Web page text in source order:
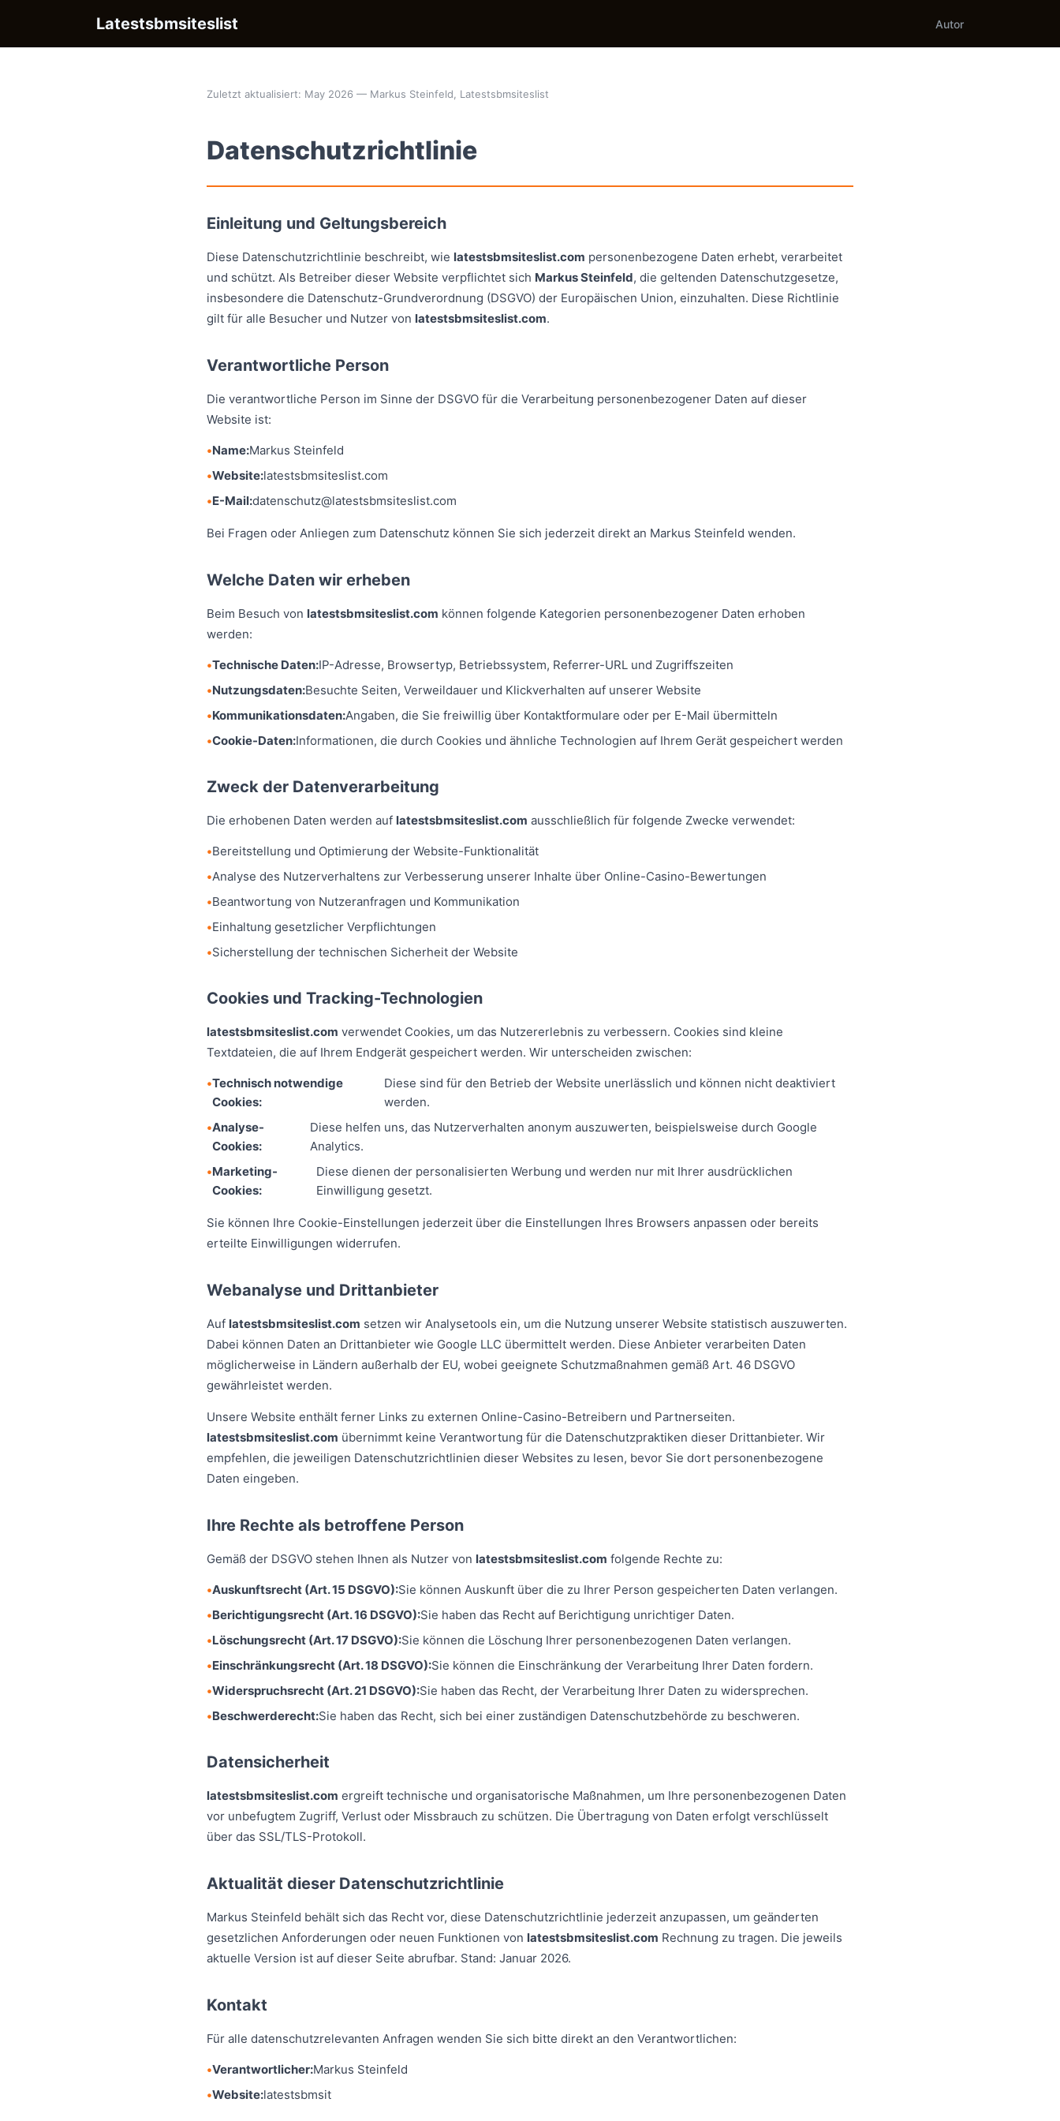
Latestsbmsiteslist Autor
Zuletzt aktualisiert: May 2026 — Markus Steinfeld, Latestsbmsiteslist
Datenschutzrichtlinie
Einleitung und Geltungsbereich
Diese Datenschutzrichtlinie beschreibt, wie latestsbmsiteslist.com personenbezogene Daten erhebt, verarbeitet
und schützt. Als Betreiber dieser Website verpflichtet sich Markus Steinfeld, die geltenden Datenschutzgesetze,
insbesondere die Datenschutz-Grundverordnung (DSGVO) der Europäischen Union, einzuhalten. Diese Richtlinie
gilt für alle Besucher und Nutzer von latestsbmsiteslist.com.
Verantwortliche Person
Die verantwortliche Person im Sinne der DSGVO für die Verarbeitung personenbezogener Daten auf dieser
Website ist:
Name:Markus Steinfeld
Website:latestsbmsiteslist.com
E-Mail:datenschutz@latestsbmsiteslist.com
Bei Fragen oder Anliegen zum Datenschutz können Sie sich jederzeit direkt an Markus Steinfeld wenden.
Welche Daten wir erheben
Beim Besuch von latestsbmsiteslist.com können folgende Kategorien personenbezogener Daten erhoben
werden:
Technische Daten:IP-Adresse, Browsertyp, Betriebssystem, Referrer-URL und Zugriffszeiten
Nutzungsdaten:Besuchte Seiten, Verweildauer und Klickverhalten auf unserer Website
Kommunikationsdaten:Angaben, die Sie freiwillig über Kontaktformulare oder per E-Mail übermitteln
Cookie-Daten:Informationen, die durch Cookies und ähnliche Technologien auf Ihrem Gerät gespeichert werden
Zweck der Datenverarbeitung
Die erhobenen Daten werden auf latestsbmsiteslist.com ausschließlich für folgende Zwecke verwendet:
Bereitstellung und Optimierung der Website-Funktionalität
Analyse des Nutzerverhaltens zur Verbesserung unserer Inhalte über Online-Casino-Bewertungen
Beantwortung von Nutzeranfragen und Kommunikation
Einhaltung gesetzlicher Verpflichtungen
Sicherstellung der technischen Sicherheit der Website
Cookies und Tracking-Technologien
latestsbmsiteslist.com verwendet Cookies, um das Nutzererlebnis zu verbessern. Cookies sind kleine
Textdateien, die auf Ihrem Endgerät gespeichert werden. Wir unterscheiden zwischen:
Technisch notwendige
Cookies:
Diese sind für den Betrieb der Website unerlässlich und können nicht deaktiviert
werden.
Analyse-
Cookies:
Diese helfen uns, das Nutzerverhalten anonym auszuwerten, beispielsweise durch Google
Analytics.
Marketing-
Cookies:
Diese dienen der personalisierten Werbung und werden nur mit Ihrer ausdrücklichen
Einwilligung gesetzt.
Sie können Ihre Cookie-Einstellungen jederzeit über die Einstellungen Ihres Browsers anpassen oder bereits
erteilte Einwilligungen widerrufen.
Webanalyse und Drittanbieter
Auf latestsbmsiteslist.com setzen wir Analysetools ein, um die Nutzung unserer Website statistisch auszuwerten.
Dabei können Daten an Drittanbieter wie Google LLC übermittelt werden. Diese Anbieter verarbeiten Daten
möglicherweise in Ländern außerhalb der EU, wobei geeignete Schutzmaßnahmen gemäß Art. 46 DSGVO
gewährleistet werden.
Unsere Website enthält ferner Links zu externen Online-Casino-Betreibern und Partnerseiten.
latestsbmsiteslist.com übernimmt keine Verantwortung für die Datenschutzpraktiken dieser Drittanbieter. Wir
empfehlen, die jeweiligen Datenschutzrichtlinien dieser Websites zu lesen, bevor Sie dort personenbezogene
Daten eingeben.
Ihre Rechte als betroffene Person
Gemäß der DSGVO stehen Ihnen als Nutzer von latestsbmsiteslist.com folgende Rechte zu:
Auskunftsrecht (Art. 15 DSGVO):Sie können Auskunft über die zu Ihrer Person gespeicherten Daten verlangen.
Berichtigungsrecht (Art. 16 DSGVO):Sie haben das Recht auf Berichtigung unrichtiger Daten.
Löschungsrecht (Art. 17 DSGVO):Sie können die Löschung Ihrer personenbezogenen Daten verlangen.
Einschränkungsrecht (Art. 18 DSGVO):Sie können die Einschränkung der Verarbeitung Ihrer Daten fordern.
Widerspruchsrecht (Art. 21 DSGVO):Sie haben das Recht, der Verarbeitung Ihrer Daten zu widersprechen.
Beschwerderecht:Sie haben das Recht, sich bei einer zuständigen Datenschutzbehörde zu beschweren.
Datensicherheit
latestsbmsiteslist.com ergreift technische und organisatorische Maßnahmen, um Ihre personenbezogenen Daten
vor unbefugtem Zugriff, Verlust oder Missbrauch zu schützen. Die Übertragung von Daten erfolgt verschlüsselt
über das SSL/TLS-Protokoll.
Aktualität dieser Datenschutzrichtlinie
Markus Steinfeld behält sich das Recht vor, diese Datenschutzrichtlinie jederzeit anzupassen, um geänderten
gesetzlichen Anforderungen oder neuen Funktionen von latestsbmsiteslist.com Rechnung zu tragen. Die jeweils
aktuelle Version ist auf dieser Seite abrufbar. Stand: Januar 2026.
Kontakt
Für alle datenschutzrelevanten Anfragen wenden Sie sich bitte direkt an den Verantwortlichen:
Verantwortlicher:Markus Steinfeld
Website:latestsbmsit